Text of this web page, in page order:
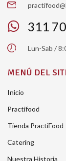
311
Lun-Sab /
MENÚ DEL
Inicio
Practifood
Tienda PractiFood
Catering
Nuestra Historia